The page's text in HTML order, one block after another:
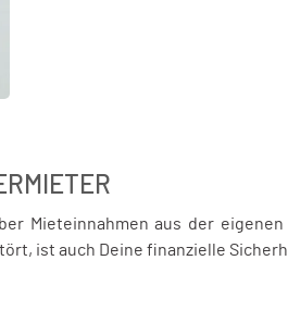
Mieteinnahmen aus der
ist auch Deine finanzielle